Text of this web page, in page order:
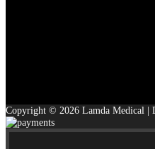
Copyright © 2026 Lamda Medical |